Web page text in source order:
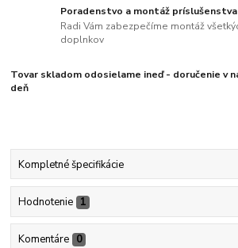
Poradenstvo a montáž príslušenstva
Radi Vám zabezpečíme montáž
doplnkov
Tovar skladom odosielame ineď - doručenie v
deň
Kompletné špecifikácie
Hodnotenie 1
Komentáre 0